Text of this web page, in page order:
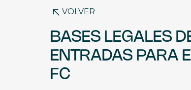
VOLVER
BASES LEGALES
ENTRADAS PARA
FC